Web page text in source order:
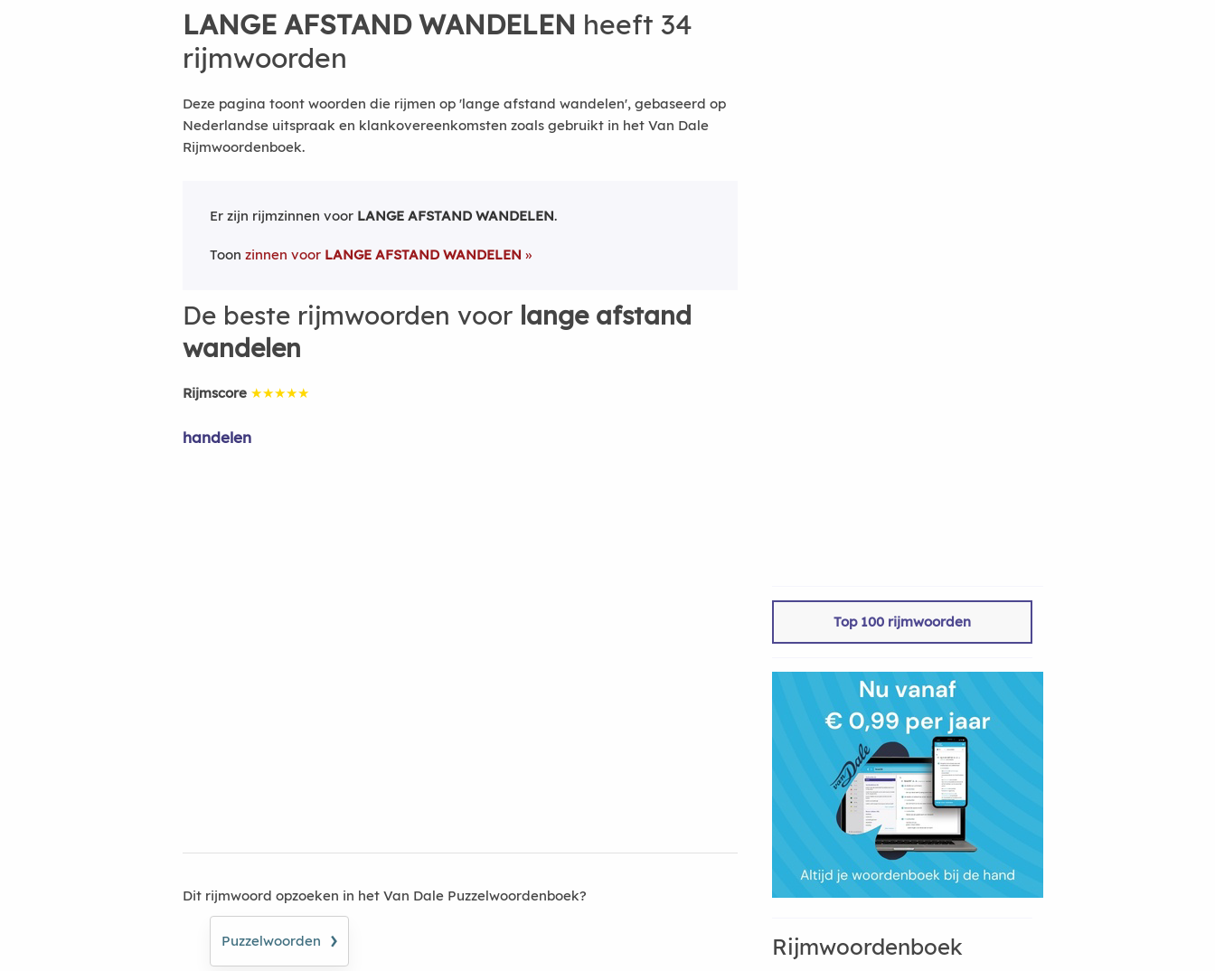
LANGE AFSTAND WANDELEN heeft 34
rijmwoorden
Deze pagina toont woorden die rijmen op 'lange afstand wandelen', gebaseerd op
Nederlandse uitspraak en klankovereenkomsten zoals gebruikt in het Van Dale
Rijmwoordenboek.
Er zijn rijmzinnen voor LANGE AFSTAND WANDELEN.
Toon zinnen voor LANGE AFSTAND WANDELEN
De beste rijmwoorden voor lange afstand
wandelen
Rijmscore ★★★★★
handelen
Dit rijmwoord opzoeken in het Van Dale Puzzelwoordenboek?
Puzzelwoorden ›
Top 100 rijmwoorden
Rijmwoordenboek